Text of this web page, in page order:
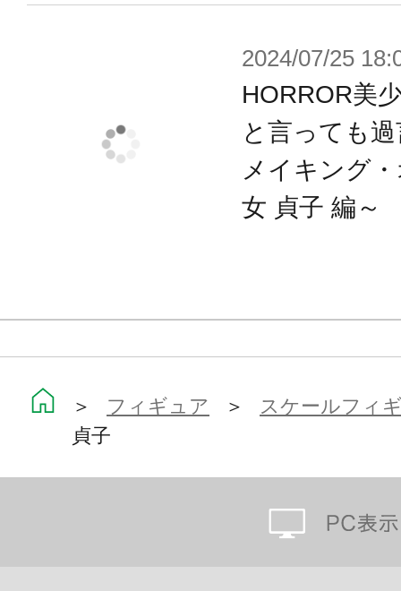
2024/07/25
HORROR美
と言っても
メイキング
女 貞子 編～
＞ フィギュア ＞ スケールフィ
貞子